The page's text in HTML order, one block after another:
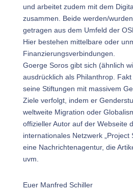
und arbeitet zudem mit dem
zusammen. Beide werden/
getragen aus dem Umfeld der
Hier bestehen mittelbare oder
Finanzierungsverbindungen.
Goerge Soros gibt sich (ähnlich
ausdrücklich als Philanthrop.
seine Stiftungen mit massivem
Ziele verfolgt, indem er
weltweite Migration oder
offizieller Autor auf der Webseite
internationales Netzwerk „Project
eine Nachrichtenagentur, die
uvm.
Euer Manfred Schiller